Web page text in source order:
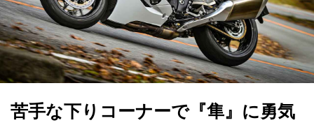
苦手な下りコーナーで『隼』に勇気